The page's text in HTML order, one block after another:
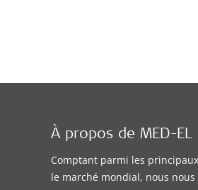
À propos de MED-EL
Comptant parmi les
le marché mondial, nous